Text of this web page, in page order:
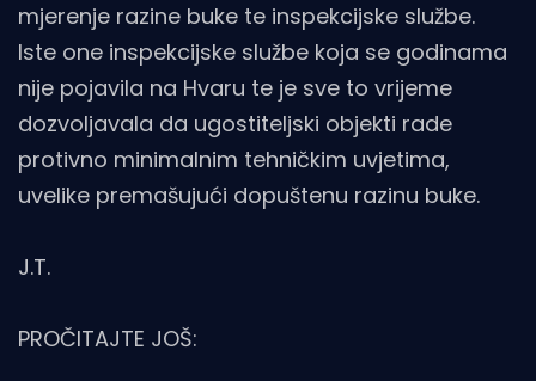
mjerenje razine buke te inspekcijske službe.
Iste one inspekcijske službe koja se godinama
nije pojavila na Hvaru te je sve to vrijeme
dozvoljavala da ugostiteljski objekti rade
protivno minimalnim tehničkim uvjetima,
uvelike premašujući dopuštenu razinu buke.
J.T.
PROČITAJTE JOŠ: